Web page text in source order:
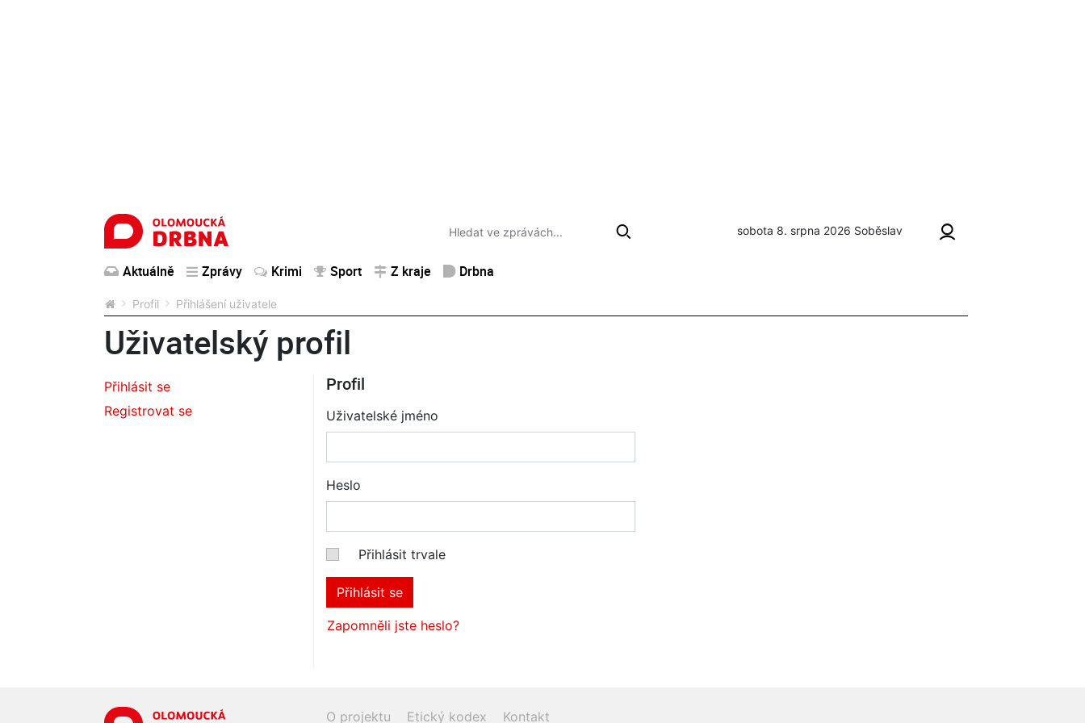
sobota 8. srpna 2026 Soběslav
Aktuálně Zprávy Krimi Sport Z kraje Drbna
Profil Přihlášení uživatele
Uživatelský profil
Přihlásit se
Registrovat se
Profil
Uživatelské jméno
Heslo
Přihlásit trvale
Přihlásit se
Zapomněli jste heslo?
O projektu Etický kodex Kontakt